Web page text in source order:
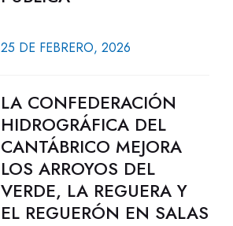
25 DE FEBRERO, 2026
LA CONFEDERACIÓN
HIDROGRÁFICA DEL
CANTÁBRICO MEJORA
LOS ARROYOS DEL
VERDE, LA REGUERA Y
EL REGUERÓN EN SALAS